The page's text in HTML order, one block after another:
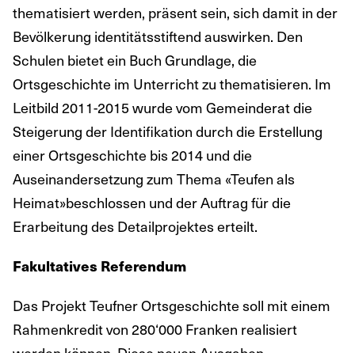
thematisiert werden, präsent sein, sich damit in der
Bevölkerung identitätsstiftend auswirken. Den
Schulen bietet ein Buch Grundlage, die
Ortsgeschichte im Unterricht zu thematisieren. Im
Leitbild 2011-2015 wurde vom Gemeinderat die
Steigerung der Identifikation durch die Erstellung
einer Ortsgeschichte bis 2014 und die
Auseinandersetzung zum Thema «Teufen als
Heimat»beschlossen und der Auftrag für die
Erarbeitung des Detailprojektes erteilt.
Fakultatives Referendum
Das Projekt Teufner Ortsgeschichte soll mit einem
Rahmenkredit von 280‘000 Franken realisiert